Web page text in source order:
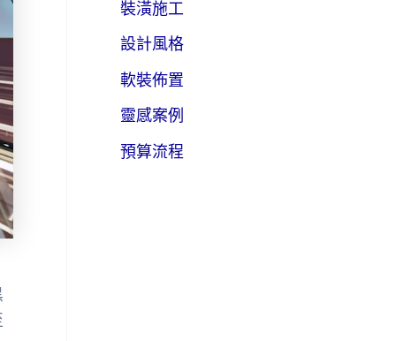
裝潢施工
設計風格
軟裝佈置
靈感案例
預算流程